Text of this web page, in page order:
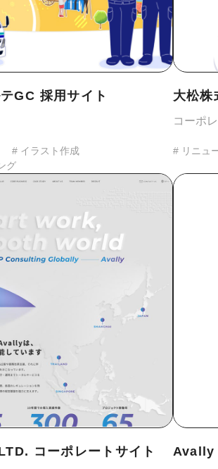
GC 採用サイト
# イラスト作成
グ
大松株
コーポ
# リニュ
コーポレートサイト Avally